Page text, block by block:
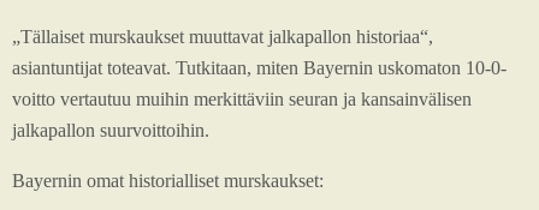
„Tällaiset murskaukset muuttavat jalkapallon historiaa“,
asiantuntijat toteavat. Tutkitaan, miten Bayernin uskomaton 10-0-
voitto vertautuu muihin merkittäviin seuran ja kansainvälisen
jalkapallon suurvoittoihin.
Bayernin omat historialliset murskaukset: